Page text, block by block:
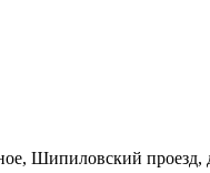
Шипиловский